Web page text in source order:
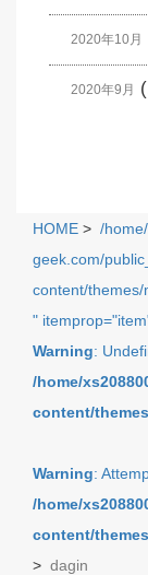
2020年10月
2020年9月
HOME > /
geek.com/
content/
"
Warning:
/home/
content/
Warning:
/home/
content/
> dagin